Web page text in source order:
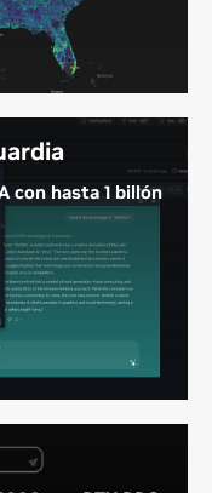
con hasta 1 billón
y hasta 20
Station
desarrollar,
de IA de